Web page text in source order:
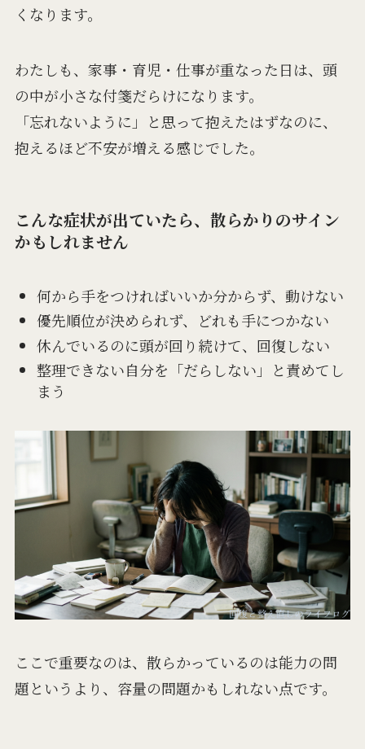
くなります。
わたしも、家事・育児・仕事が重なった日は、頭
の中が小さな付箋だらけになります。
「忘れないように」と思って抱えたはずなのに、
抱えるほど不安が増える感じでした。
こんな症状が出ていたら、散らかりのサイン
かもしれません
何から手をつければいいか分からず、動けない
優先順位が決められず、どれも手につかない
休んでいるのに頭が回り続けて、回復しない
整理できない自分を「だらしない」と責めてし
まう
ここで重要なのは、散らかっているのは能力の問
題というより、容量の問題かもしれない点です。